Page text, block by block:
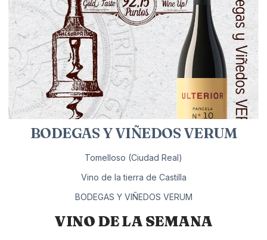
BODEGAS Y VIÑEDOS VERUM
Tomelloso (Ciudad Real)
Vino de la tierra de Castilla
BODEGAS Y VIÑEDOS VERUM
VINO DE LA SEMANA